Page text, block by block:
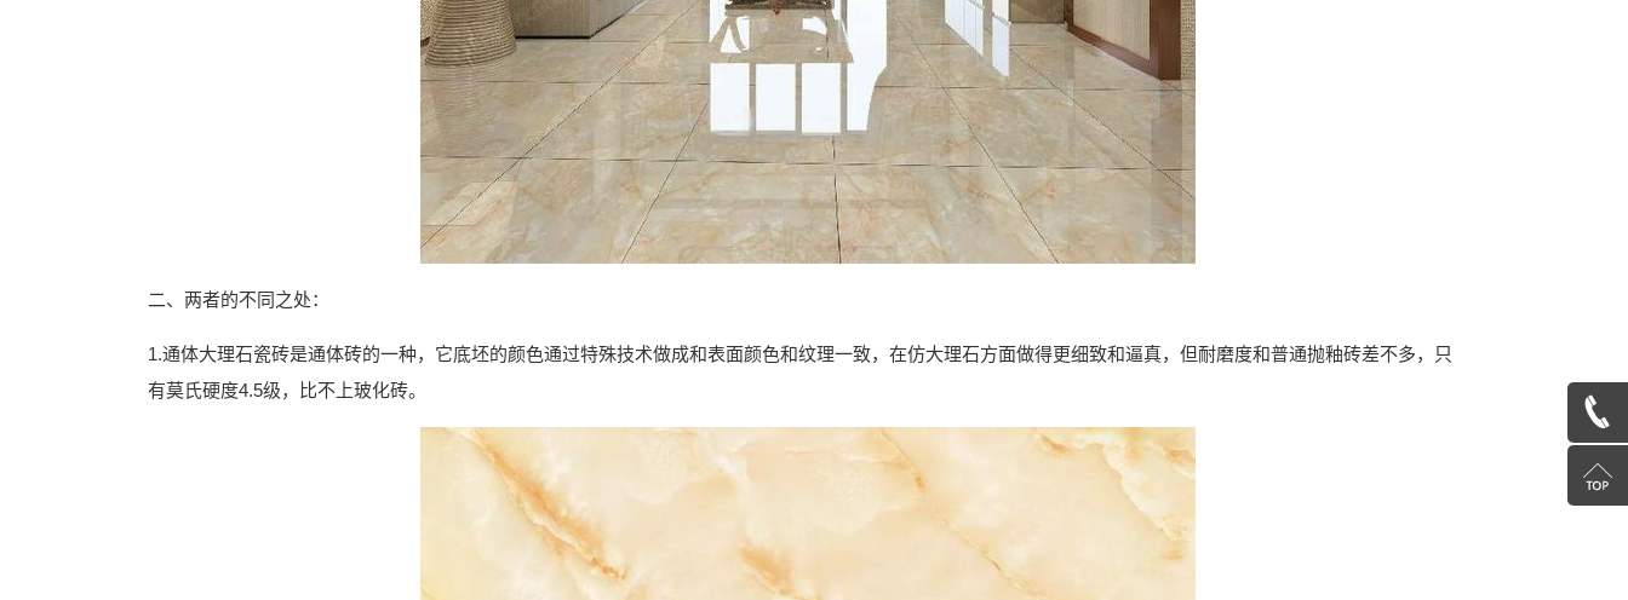
二、两者的不同之处：
1.通体大理石瓷砖是通体砖的一种，它底坯的颜色通过特殊技术做成和表面颜色和纹理一致，在仿大理石方面做得更细致和逼真，但耐磨度和普通抛釉砖差不多，只
有莫氏硬度4.5级，比不上玻化砖。